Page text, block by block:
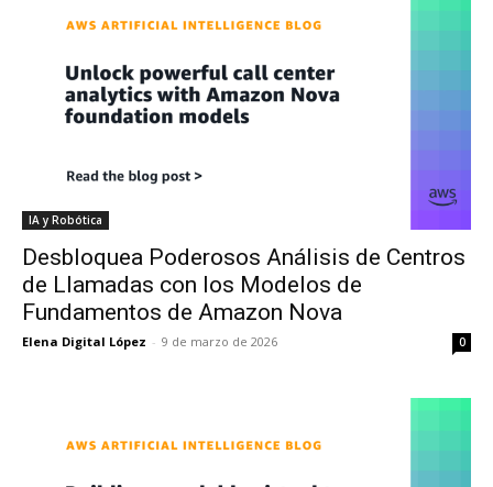
IA y Robótica
Desbloquea Poderosos Análisis de Centros
de Llamadas con los Modelos de
Fundamentos de Amazon Nova
Elena Digital López - 9 de marzo de 2026 0